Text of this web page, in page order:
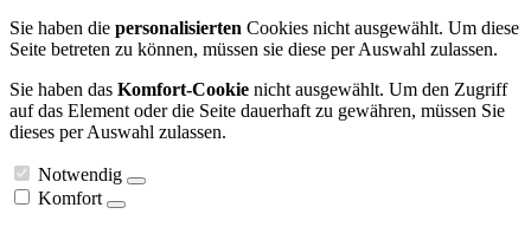
Sie haben die personalisierten Cookies nicht ausgewählt. Um diese
Seite betreten zu können, müssen sie diese per Auswahl zulassen.
Sie haben das Komfort-Cookie nicht ausgewählt. Um den Zugriff
auf das Element oder die Seite dauerhaft zu gewähren, müssen Sie
dieses per Auswahl zulassen.
Notwendig
Komfort